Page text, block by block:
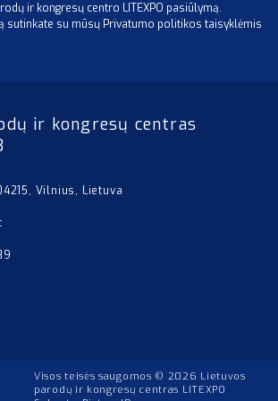
ir kongresų centro LITEXPO pasiūlymą.
sutinkate su mūsų Privatumo politikos taisyklėmis
ir kongresų centras
Vilnius, Lietuva
Visos teisės saugomos © 2026 Lietuvos
parodų ir kongresų centras LITEXPO